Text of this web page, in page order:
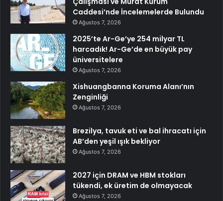
Caddesi’nde İncelemelerde Bulundu
Ağustos 7, 2026
2025’te Ar-Ge’ye 254 milyar TL
harcadık! Ar-Ge’de en büyük pay
üniversitelere
Ağustos 7, 2026
Xishuangbanna Koruma Alanı’nın
Zenginliği
Ağustos 7, 2026
Brezilya, tavuk eti ve bal ihracatı için
AB’den yeşil ışık bekliyor
Ağustos 7, 2026
2027 için DRAM ve HBM stokları
tükendi, ek üretim de olmayacak
Ağustos 7, 2026